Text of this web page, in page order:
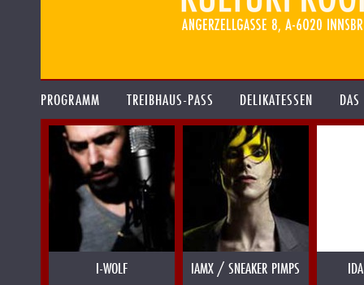
PROGRAMM TREIBHAUS-PASS DELIKATESSEN
I-WOLF IAMX / SNEAKER PIMPS